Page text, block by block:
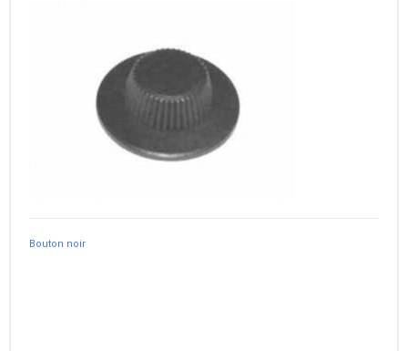
Bouton noir